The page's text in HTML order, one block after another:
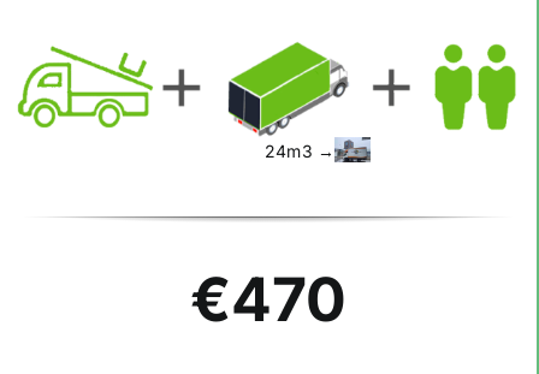
24m3 →
€470